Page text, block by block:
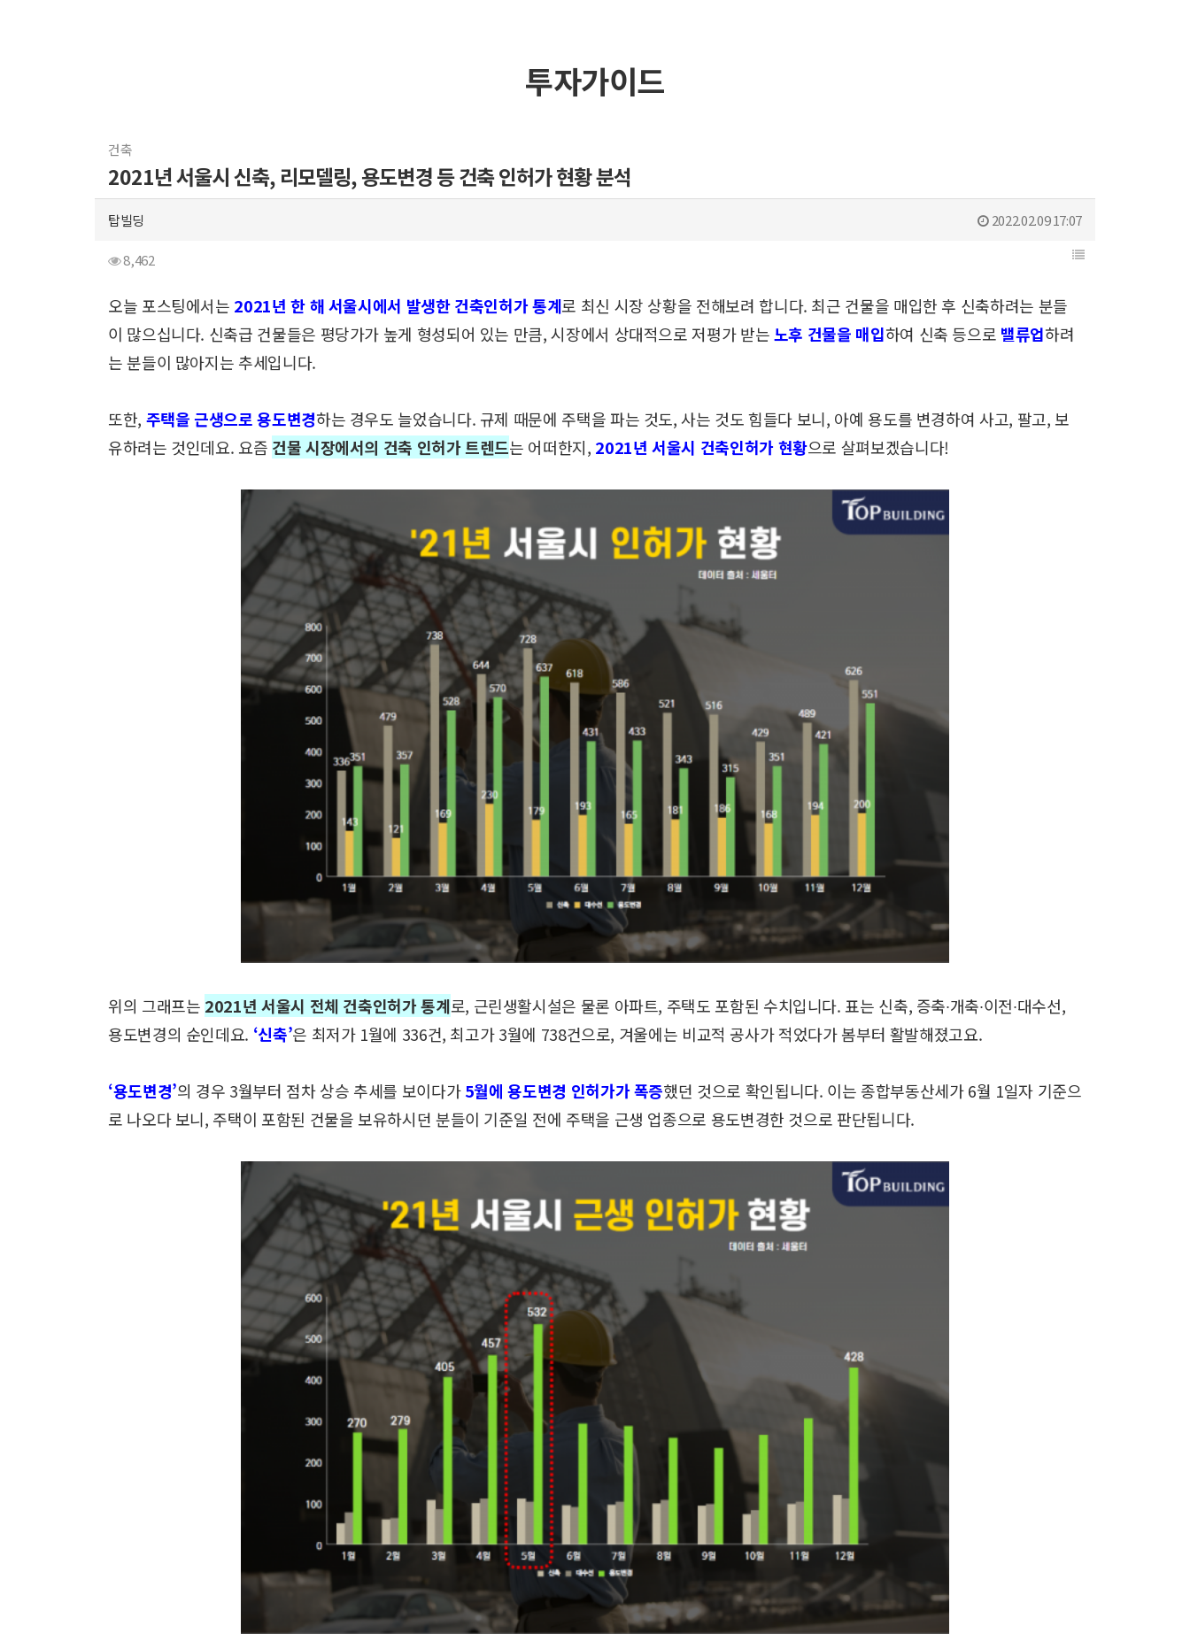
투자가이드
건축
2021년 서울시 신축, 리모델링, 용도변경 등 건축 인허가 현황 분석
탑빌딩 2022.02.09 17:07
8,462
오늘 포스팅에서는 2021년 한 해 서울시에서 발생한건축인허가 통계로 최신 시장 상황을 전해보려 합니다. 최근 건물을 매입한 후 신축하려는 분들
이 많으십니다. 신축급 건물들은 평당가가 높게 형성되어 있는 만큼,시장에서 상대적으로 저평가 받는노후 건물을 매입하여 신축 등으로 밸류업하려
는 분들이 많아지는 추세입니다.
또한, 주택을 근생으로 용도변경하는 경우도 늘었습니다. 규제 때문에 주택을 파는 것도, 사는 것도 힘들다 보니, 아예 용도를 변경하여 사고, 팔고, 보
유하려는 것인데요. 요즘 건물 시장에서의 건축 인허가 트렌드는 어떠한지, 2021년 서울시 건축인허가 현황으로 살펴보겠습니다!
위의 그래프는 2021년 서울시 전체 건축인허가 통계로, 근린생활시설은 물론 아파트, 주택도 포함된 수치입니다. 표는 신축, 증축∙개축∙이전∙대수선,
용도변경의 순인데요. ‘신축’은 최저가 1월에 336건, 최고가 3월에 738건으로, 겨울에는 비교적 공사가 적었다가 봄부터 활발해졌고요.
‘용도변경’의 경우 3월부터 점차 상승 추세를 보이다가 5월에 용도변경 인허가가 폭증했던 것으로 확인됩니다. 이는 종합부동산세가 6월 1일자 기준으
로 나오다 보니, 주택이 포함된 건물을 보유하시던 분들이 기준일 전에 주택을 근생 업종으로 용도변경한 것으로 판단됩니다.